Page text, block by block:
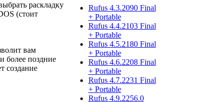
раскладку
(стоит
вам
более поздние
создание
Rufus 4.3.2090 Final
+ Portable
Rufus 4.4.2103 Final
+ Portable
Rufus 4.5.2180 Final
+ Portable
Rufus 4.6.2208 Final
+ Portable
Rufus 4.7.2231 Final
+ Portable
Rufus 4.9.2256.0